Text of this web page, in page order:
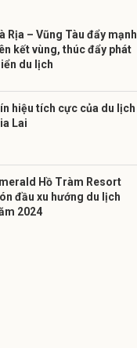
Rịa – Vũng Tàu đẩy mạnh
kết vùng, thúc đẩy phát
du lịch
hiệu tích cực của du lịch
Lai
Hồ Tràm Resort
đầu xu hướng du lịch
2024